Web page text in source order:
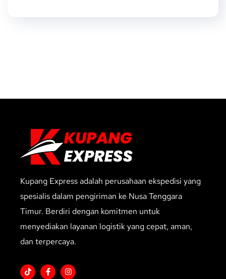
Kupang Express adalah perusahaan ekspedisi yang
spesialis dalam pengiriman ke Nusa Tenggara
Timur. Berdiri dengan komitmen untuk
menyediakan layanan logistik yang cepat, aman,
dan terpercaya.